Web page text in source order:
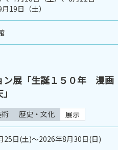
月19日（土）
ン展「生誕１５０年 漫画
歴史・文化 展示
25日(土)～2026年8月30日(日)